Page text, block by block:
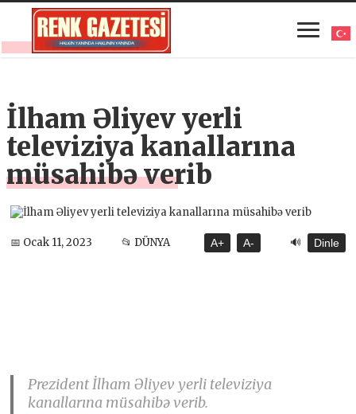
İlham Əliyev yerli
televiziya kanallarına
müsahibə verib
📅 Ocak 11, 2023 📂 DÜNYA A+ A- 🔊 Dinle
Prezident İlham Əliyev yerli televiziya
kanallarına müsahibə verib.